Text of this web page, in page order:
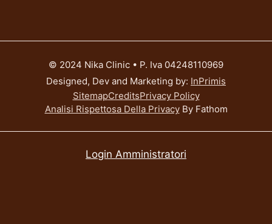
© 2024 Nika Clinic • P. Iva 04248110969
Designed, Dev and Marketing by: InPrimis
SitemapCreditsPrivacy Policy
Analisi Rispettosa Della PrivacyBy Fathom
Login Amministratori